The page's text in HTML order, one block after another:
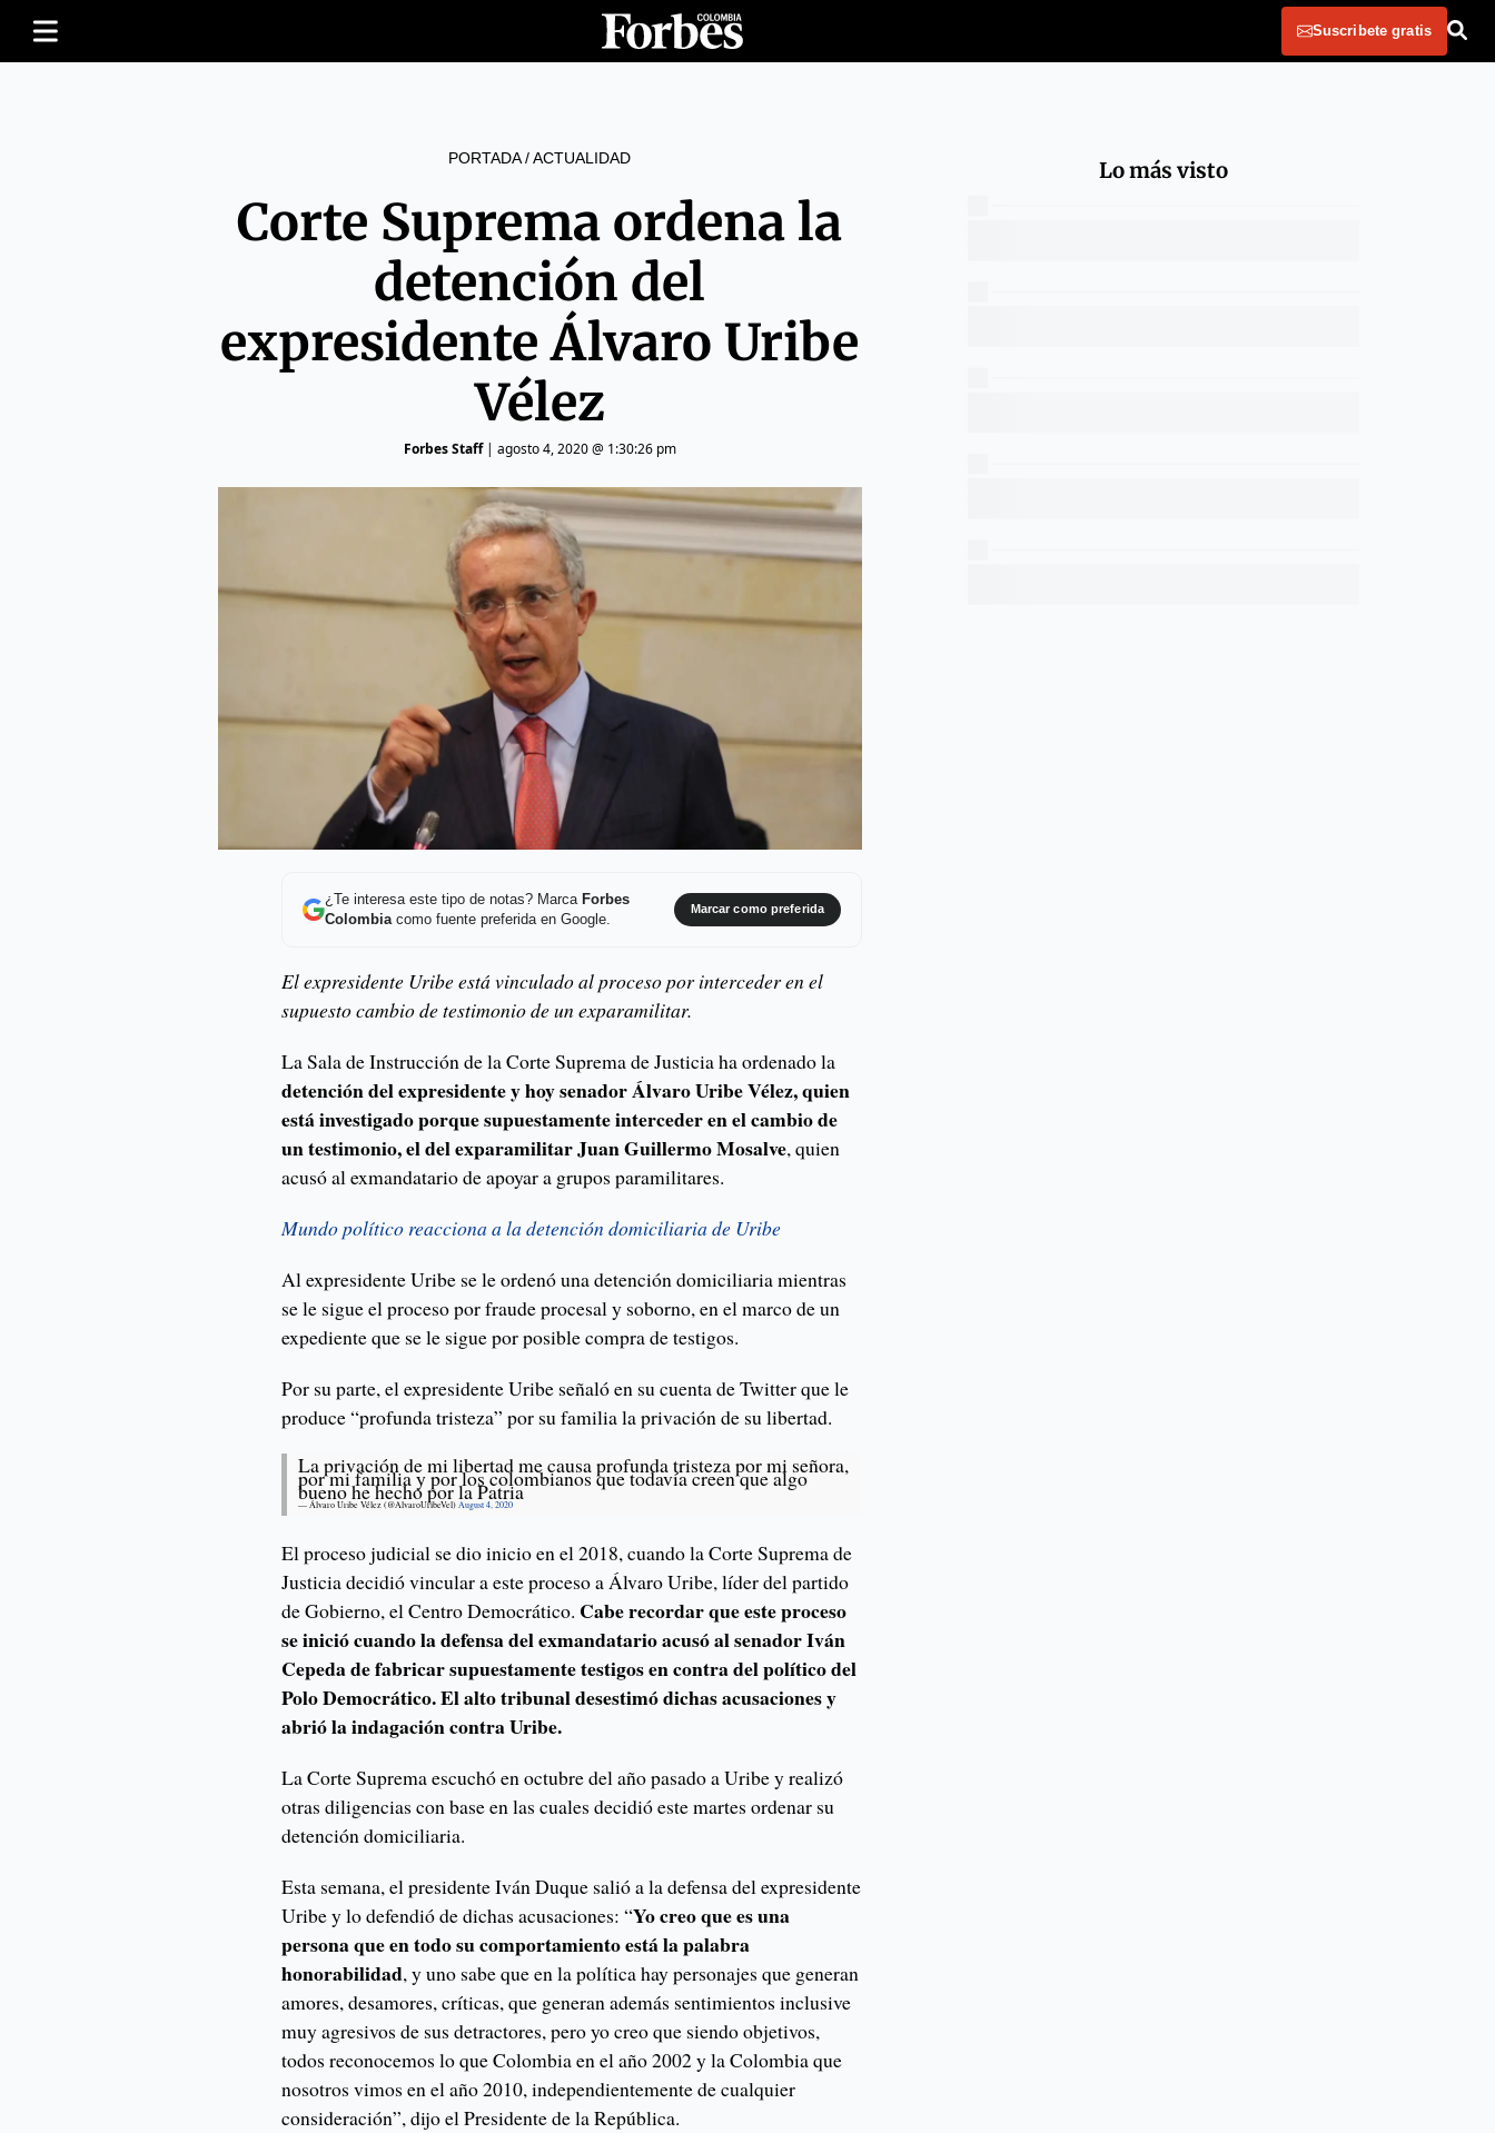
Suscribete gratis
PORTADA/ACTUALIDAD
Corte Suprema ordena la
detención del
expresidente Álvaro Uribe
Vélez
Forbes Staff| agosto 4, 2020 @ 1:30:26 pm
¿Te interesa este tipo de notas? Marca Forbes
Colombiacomo fuente preferida en Google.
Marcar como preferida
El expresidente Uribe está vinculado al proceso por interceder en el
supuesto cambio de testimonio de un exparamilitar.
La Sala de Instrucción de la Corte Suprema de Justicia ha ordenado la
detención del expresidente y hoy senador Álvaro Uribe Vélez, quien
está investigado porque supuestamente interceder en el cambio de
un testimonio, el del exparamilitar Juan Guillermo Mosalve, quien
acusó al exmandatario de apoyar a grupos paramilitares.
Mundo político reacciona a la detención domiciliaria de Uribe
Al expresidente Uribe se le ordenó una detención domiciliaria mientras
se le sigue el proceso por fraude procesal y soborno, en el marco de un
expediente que se le sigue por posible compra de testigos.
Por su parte, el expresidente Uribe señaló en su cuenta de Twitter que le
produce “profunda tristeza” por su familia la privación de su libertad.
La privación de mi libertad me causa profunda tristeza por mi señora,
por mi familia y por los colombianos que todavía creen que algo
bueno he hecho por la Patria
— Álvaro Uribe Vélez (@AlvaroUribeVel)August 4, 2020
El proceso judicial se dio inicio en el 2018, cuando la Corte Suprema de
Justicia decidió vincular a este proceso a Álvaro Uribe, líder del partido
de Gobierno, el Centro Democrático. Cabe recordar que este proceso
se inició cuando la defensa del exmandatario acusó al senador Iván
Cepeda de fabricar supuestamente testigos en contra del político del
Polo Democrático. El alto tribunal desestimó dichas acusaciones y
abrió la indagación contra Uribe.
La Corte Suprema escuchó en octubre del año pasado a Uribe y realizó
otras diligencias con base en las cuales decidió este martes ordenar su
detención domiciliaria.
Esta semana, el presidente Iván Duque salió a la defensa del expresidente
Uribe y lo defendió de dichas acusaciones: “Yo creo que es una
persona que en todo su comportamiento está la palabra
honorabilidad, y uno sabe que en la política hay personajes que generan
amores, desamores, críticas, que generan además sentimientos inclusive
muy agresivos de sus detractores, pero yo creo que siendo objetivos,
todos reconocemos lo que Colombia en el año 2002 y la Colombia que
nosotros vimos en el año 2010, independientemente de cualquier
consideración”, dijo el Presidente de la República.
Lo más visto